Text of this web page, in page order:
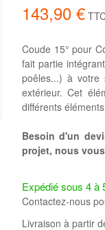
143,90 €
Coude 15° pour
fait partie
poêles...) à votre
extérieur. Cet
différents
Besoin d'un
projet, nous
Expédié sous 4 à
Contactez-nous
Livraison à partir